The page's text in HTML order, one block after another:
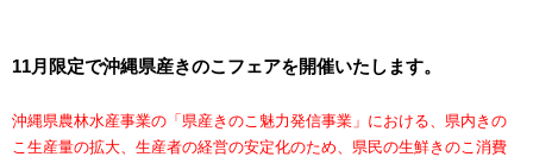
11月限定で沖縄県産きのこフェアを開催いたします。
沖縄県農林水産事業の「県産きのこ魅力発信事業」における、県内きの
こ生産量の拡大、生産者の経営の安定化のため、県民の生鮮きのこ消費